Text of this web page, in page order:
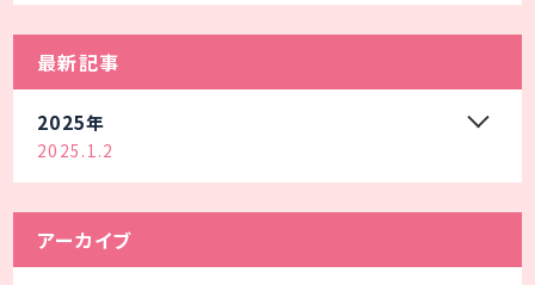
最新記事
2025年
2025.1.2
アーカイブ